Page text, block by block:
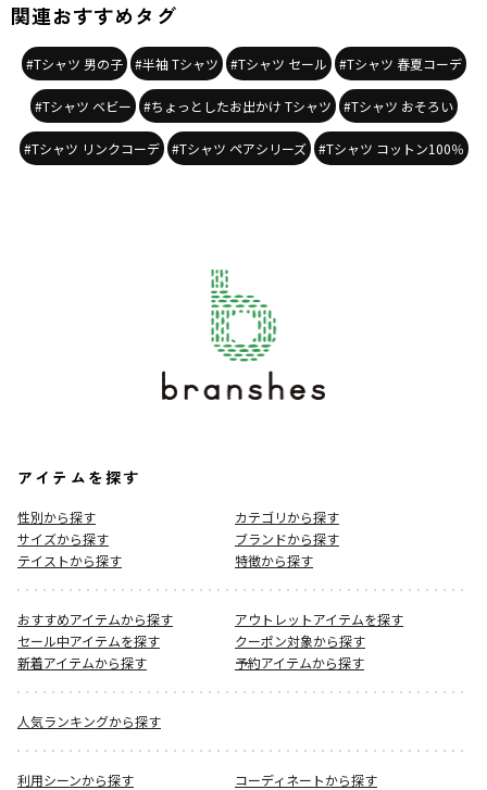
関連おすすめタグ
#Tシャツ 男の子 #半袖 Tシャツ #Tシャツ セール #Tシャツ 春夏コーデ
#Tシャツ ベビー #ちょっとしたお出かけ Tシャツ #Tシャツ おそろい
#Tシャツ リンクコーデ #Tシャツ ペアシリーズ #Tシャツ コットン100％
アイテムを探す
性別から探す
カテゴリから探す
サイズから探す
ブランドから探す
テイストから探す
特徴から探す
おすすめアイテムから探す
アウトレットアイテムを探す
セール中アイテムを探す
クーポン対象から探す
新着アイテムから探す
予約アイテムから探す
人気ランキングから探す
利用シーンから探す
コーディネートから探す